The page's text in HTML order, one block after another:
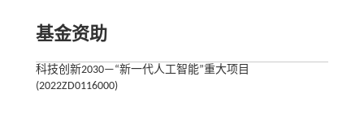
基金资助
科技创新2030—“新一代人工智能”重大项目
(2022ZD0116000)